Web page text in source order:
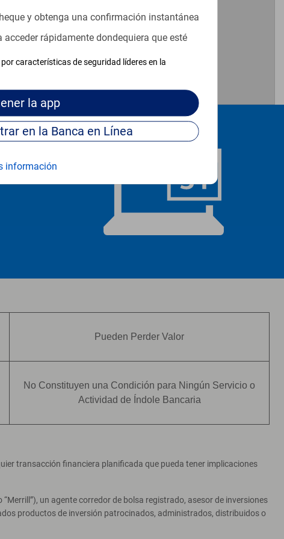
y obtenga una confirmación instantánea
rápidamente dondequiera que esté
características de seguridad líderes en la
la app
Continúe para entrar en la Banca en Línea
información
49
Pueden Perder Valor
No Constituyen una Condición para Ningún Servicio o
Actividad de Índole Bancaria
transacción financiera planificada que pueda tener implicaciones
un agente corredor de bolsa registrado, asesor de inversiones
productos de inversión patrocinados, administrados, distribuidos o